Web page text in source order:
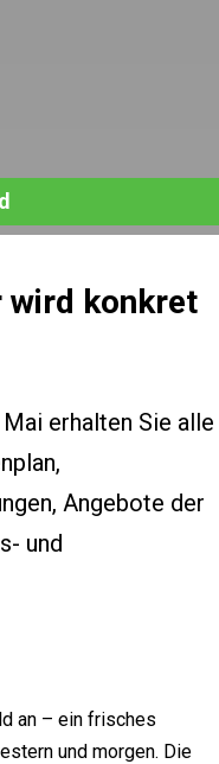
wird konkret
erhalten Sie alle
Angebote der
und
an – ein frisches
und morgen. Die